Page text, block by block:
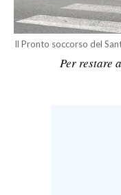
CALCIO REGIONALE
BASKET
Il Pronto soccorso del
Per restare